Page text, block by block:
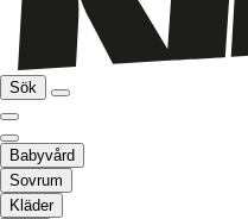
Sök
Babyvård
Sovrum
Kläder